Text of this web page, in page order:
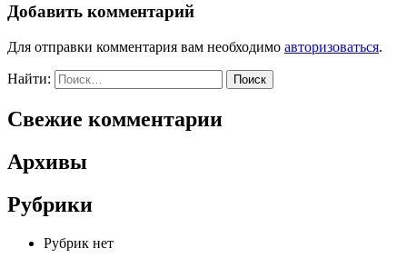
Добавить комментарий
Для отправки комментария вам необходимо авторизоваться.
Найти:
Свежие комментарии
Архивы
Рубрики
Рубрик нет